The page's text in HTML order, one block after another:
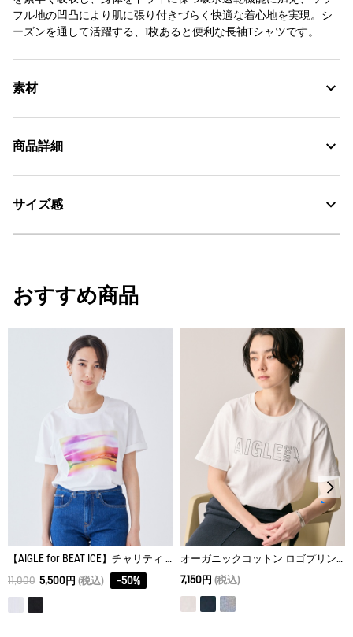
フル地の凹凸により肌に張り付きづらく快適な着心地を実現。シ
ーズンを通して活躍する、1枚あると便利な長袖Tシャツです。
素材
素材の特徴
コースの混紡素材
DFT：吸水・速乾
商品詳細
・色：ブランエーグル (001)
サイズ感
レギュラーフィット（メンズサイズ）
サイズ 着丈 裄丈 身幅
77.5
80.5
XL 57
おすすめ商品
【AIGLE for BEAT ICE】チャリティ グラフィック 半袖Ｔシャツ
11,000 5,500円 (税込) -50%
オーガニックコットン ロゴプリント 半袖Tシャツ
7,150円 (税込)